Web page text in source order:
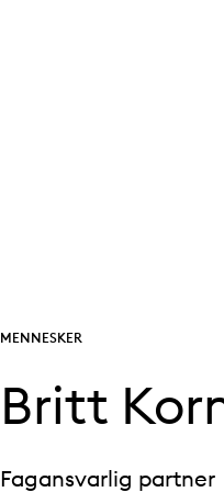
MENNESKER
Britt
Fagansvarlig partner